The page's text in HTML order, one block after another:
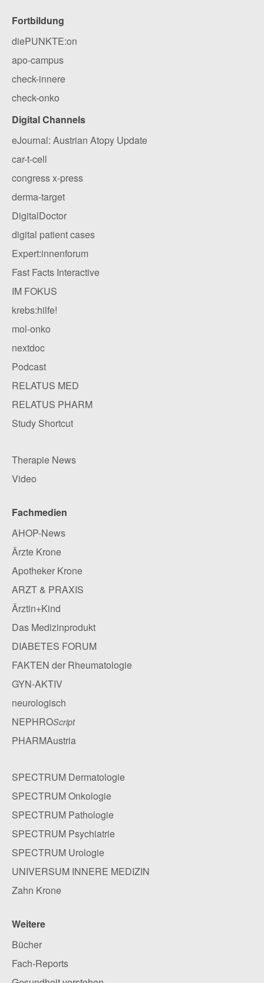
Fortbildung
diePUNKTE:on
apo-campus
check-innere
check-onko
Digital Channels
eJournal: Austrian Atopy Update
car-t-cell
congress x-press
derma-target
DigitalDoctor
digital patient cases
Expert:innenforum
Fast Facts Interactive
IM FOKUS
krebs:hilfe!
mol-onko
nextdoc
Podcast
RELATUS MED
RELATUS PHARM
Study Shortcut
Therapie News
Video
Fachmedien
AHOP-News
Ärzte Krone
Apotheker Krone
ARZT & PRAXIS
Ärztin+Kind
Das Medizinprodukt
DIABETES FORUM
FAKTEN der Rheumatologie
GYN-AKTIV
neurologisch
NEPHROScript
PHARMAustria
SPECTRUM Dermatologie
SPECTRUM Onkologie
SPECTRUM Pathologie
SPECTRUM Psychiatrie
SPECTRUM Urologie
UNIVERSUM INNERE MEDIZIN
Zahn Krone
Weitere
Bücher
Fach-Reports